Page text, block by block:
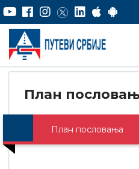
План
План пословања